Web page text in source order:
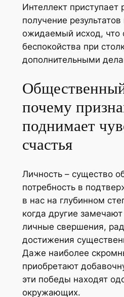
Интеллект приступает
получение
ожидаемый исход, что
беспокойства при
дополнительными
почему
поднимает
счастья
Личность – существо
потребность в
в нас на глубинном
когда другие
личные свершения,
достижения
Даже наиболее
приобретают
эти победы находят
окружающих.